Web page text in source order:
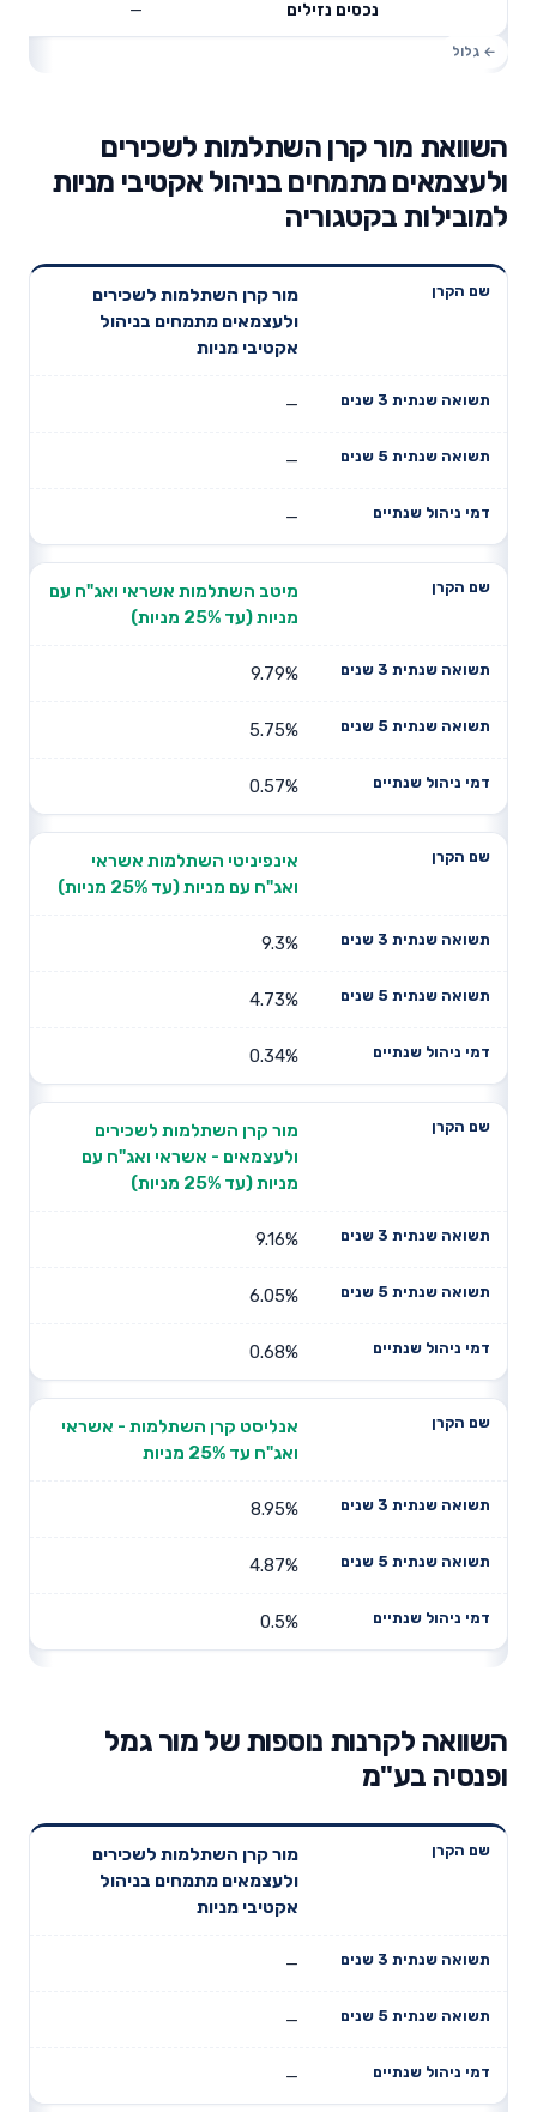
נכסים נזילים —
השוואת מור קרן השתלמות לשכירים
ולעצמאים מתמחים בניהול אקטיבי מניות
למובילות בקטגוריה
שנתית 3
תשואה
שנתית 5
שנים
מור קרן השתלמות לשכירים
ולעצמאים מתמחים בניהול
אקטיבי מניות
—
—
—
מיטב השתלמות אשראי ואג"ח עם
מניות (עד 25% מניות)
9.79%
5.75%
0.57%
אינפיניטי השתלמות אשראי
ואג"ח עם מניות (עד 25% מניות)
9.3%
4.73%
0.34%
מור קרן השתלמות לשכירים
ולעצמאים - אשראי ואג"ח עם
מניות (עד 25% מניות)
9.16%
6.05%
0.68%
אנליסט קרן השתלמות - אשראי
ואג"ח עד 25% מניות
8.95%
4.87%
0.5%
השוואה לקרנות נוספות של מור גמל
ופנסיה בע"מ
שנתית 3
תשואה
שנתית 5
שנים
מור קרן השתלמות לשכירים
ולעצמאים מתמחים בניהול
אקטיבי מניות
—
—
—